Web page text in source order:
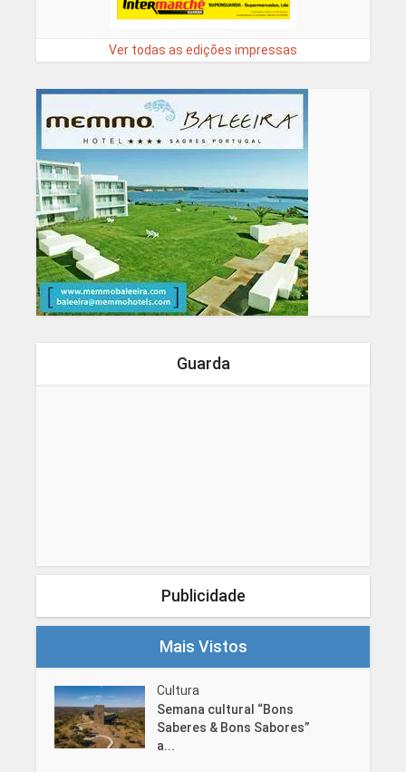
Ver todas as edições impressas
Guarda
Publicidade
Mais Vistos
Cultura
Semana cultural “Bons
Saberes & Bons Sabores”
a...